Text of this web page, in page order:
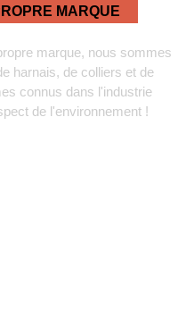
MARQUE
marque, nous sommes
harnais, de colliers et de
connus dans l'industrie
de l'environnement !